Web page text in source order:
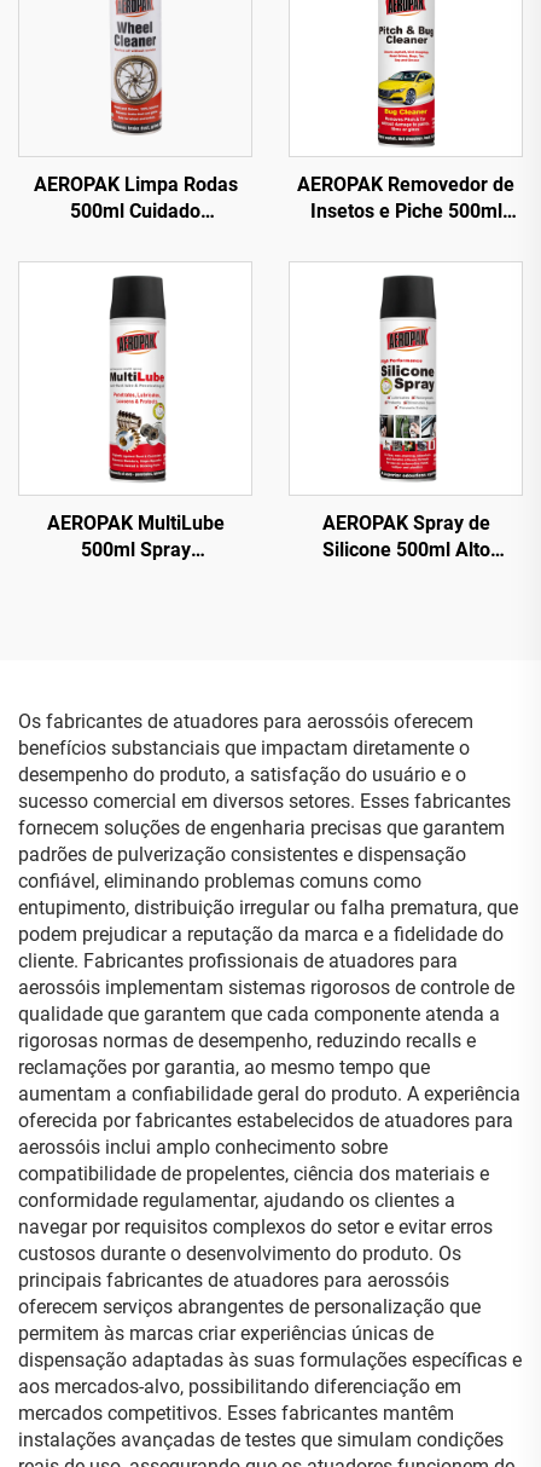
AEROPAK Limpa Rodas
500ml Cuidado
para Carros e Rodas
AEROPAK Removedor de
Insetos e Piche 500ml
Pássaros e Sujeira de
Estrada
AEROPAK MultiLube
500ml Spray
AEROPAK Spray de
Silicone 500ml Alto
Os fabricantes de atuadores para aerossóis oferecem
benefícios substanciais que impactam diretamente o
desempenho do produto, a satisfação do usuário e o
sucesso comercial em diversos setores. Esses fabricantes
fornecem soluções de engenharia precisas que garantem
padrões de pulverização consistentes e dispensação
confiável, eliminando problemas comuns como
entupimento, distribuição irregular ou falha prematura, que
podem prejudicar a reputação da marca e a fidelidade do
cliente. Fabricantes profissionais de atuadores para
aerossóis implementam sistemas rigorosos de controle de
qualidade que garantem que cada componente atenda a
rigorosas normas de desempenho, reduzindo recalls e
reclamações por garantia, ao mesmo tempo que
aumentam a confiabilidade geral do produto. A experiência
oferecida por fabricantes estabelecidos de atuadores para
aerossóis inclui amplo conhecimento sobre
compatibilidade de propelentes, ciência dos materiais e
conformidade regulamentar, ajudando os clientes a
navegar por requisitos complexos do setor e evitar erros
custosos durante o desenvolvimento do produto. Os
principais fabricantes de atuadores para aerossóis
oferecem serviços abrangentes de personalização que
permitem às marcas criar experiências únicas de
dispensação adaptadas às suas formulações específicas e
aos mercados-alvo, possibilitando diferenciação em
mercados competitivos. Esses fabricantes mantêm
instalações avançadas de testes que simulam condições